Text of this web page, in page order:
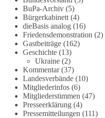
Rechtsstaat?
🟩🟩🟦🟦🟥🟥🟧🟧
Eine demokratische
unbequeme Fragen zu
Fragen offen zu stellen und
beantworten.
dieBasis fordert deshalb
unabhängige, vollständige und
BuPa-Archiv(5)
Bürgerkabinett(4)
dieBasis analog(16)
Friedensdemonstration (2)
Gastbeiträge(162)
Geschichte(13)
Ukraine(2)
Kommentar(37)
Landesverbände(10)
Mitgliederinfos(6)
Mitgliederstimmen (47)
Presseerklärung(4)
Pressemitteilungen (111)